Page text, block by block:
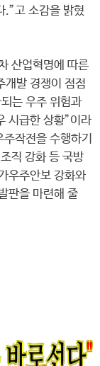
.”고 소감을 밝혔
산업혁명에 따른
개발 경쟁이 점점
는 우주 위험과
시급한 상황”이라
작전을 수행하기
직 강화 등 국방
우주안보 강화와
판을 마련해 줄